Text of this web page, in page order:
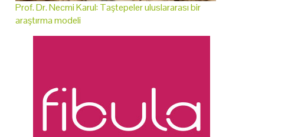
Prof. Dr. Necmi Karul: Taştepeler uluslararası bir
araştırma modeli